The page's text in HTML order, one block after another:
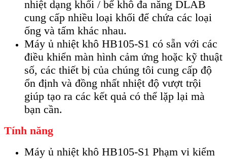
nhiệt dạng khối / bể khô đa năng DLAB
cung cấp nhiều loại khối để chứa các loại
ống và tấm khác nhau.
Máy ủ nhiệt khô HB105-S1 có sẵn với các
điều khiển màn hình cảm ứng hoặc kỹ thuật
số, các thiết bị của chúng tôi cung cấp độ
ổn định và đồng nhất nhiệt độ vượt trội
giúp tạo ra các kết quả có thể lặp lại mà
bạn cần.
Tính năng
Máy ủ nhiệt khô HB105-S1 Phạm vi kiểm